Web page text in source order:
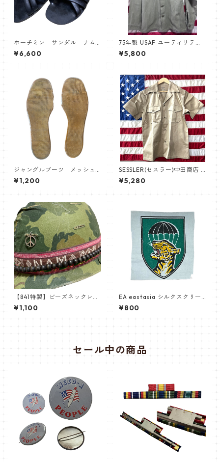
ホーチミン サンダル ナム
戦 ベトナム
¥6,600
75年製 USAF ユーティリティ
シャツ
¥5,800
ジャングルブーツ メッシュ
インナーソール
¥1,200
SESSLER(セスラー)中田商店 C
HINO SHIRT チノクロス シャ
ツ 半袖 【中田商店】A-592 サ
¥5,280
【841特製】ビーズネックレス
一色ノーマル
¥1,100
EA eastasia シルクスクリー
ン印刷布パッチNAM戦 南ベト
ナム軍 INSIGNIA Mike Forc
¥800
セール中の商品